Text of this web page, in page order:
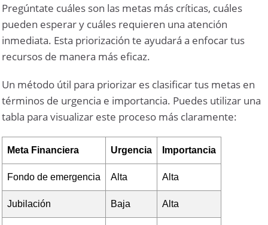
Pregúntate cuáles son las metas más críticas, cuáles
pueden esperar y cuáles requieren una atención
inmediata. Esta priorización te ayudará a enfocar tus
recursos de manera más eficaz.
Un método útil para priorizar es clasificar tus metas en
términos de urgencia e importancia. Puedes utilizar una
tabla para visualizar este proceso más claramente:
Meta Financiera Urgencia Importancia
Fondo de emergencia Alta Alta
Jubilación Baja Alta